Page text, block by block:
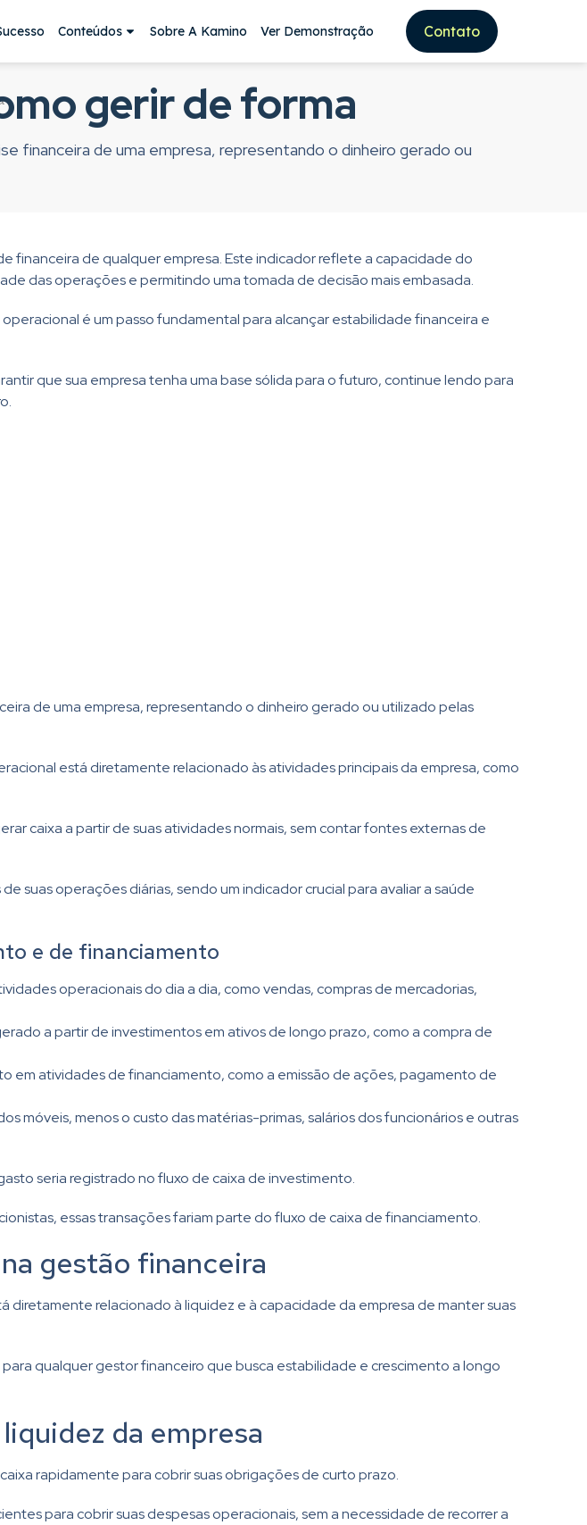
Conteúdos Sobre A Kamino Ver Demonstração Contato
gerir de forma
financeira de uma empresa, representando o dinheiro gerado ou
financeira de qualquer empresa. Este indicador reflete a capacidade do
das operações e permitindo uma tomada de decisão mais embasada.
é um passo fundamental para alcançar estabilidade financeira e
que sua empresa tenha uma base sólida para o futuro, continue lendo para
de uma empresa, representando o dinheiro gerado ou utilizado pelas
está diretamente relacionado às atividades principais da empresa, como
caixa a partir de suas atividades normais, sem contar fontes externas de
suas operações diárias, sendo um indicador crucial para avaliar a saúde
e de financiamento
operacionais do dia a dia, como vendas, compras de mercadorias,
a partir de investimentos em ativos de longo prazo, como a compra de
em atividades de financiamento, como a emissão de ações, pagamento de
móveis, menos o custo das matérias-primas, salários dos funcionários e outras
seria registrado no fluxo de caixa de investimento.
essas transações fariam parte do fluxo de caixa de financiamento.
gestão financeira
relacionado à liquidez e à capacidade da empresa de manter suas
qualquer gestor financeiro que busca estabilidade e crescimento a longo
da empresa
rapidamente para cobrir suas obrigações de curto prazo.
para cobrir suas despesas operacionais, sem a necessidade de recorrer a